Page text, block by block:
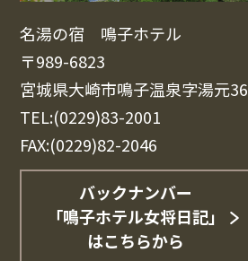
名湯の宿 鳴子ホテル
〒989-6823
宮城県大崎市鳴子温泉字湯元36
TEL:(0229)83-2001
FAX:(0229)82-2046
バックナンバー
「鳴子ホテル女将日記」
はこちらから